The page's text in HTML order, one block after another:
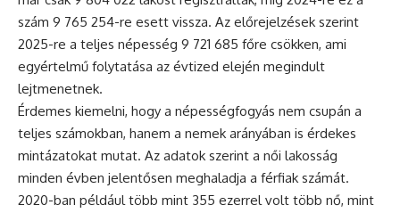
szám 9 765 254-re esett vissza. Az előrejelzések szerint
2025-re a teljes népesség 9 721 685 főre csökken, ami
egyértelmű folytatása az évtized elején megindult
lejtmenetnek.
Érdemes kiemelni, hogy a népességfogyás nem csupán a
teljes számokban, hanem a nemek arányában is érdekes
mintázatokat mutat. Az adatok szerint a női lakosság
minden évben jelentősen meghaladja a férfiak számát.
2020-ban például több mint 355 ezerrel volt több nő, mint